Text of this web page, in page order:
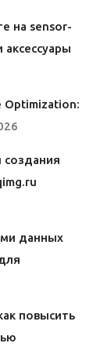
на sensor-
Optimization:
данных
повысить